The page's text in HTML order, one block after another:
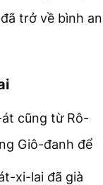
trở về bình an
cũng từ Rô-
Giô-đanh để
xi-lai đã già